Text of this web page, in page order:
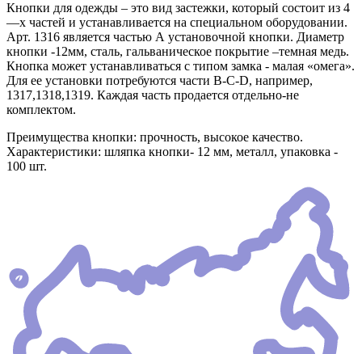
Кнопки для одежды – это вид застежки, который состоит из 4
—х частей и устанавливается на специальном оборудовании.
Арт. 1316 является частью А установочной кнопки. Диаметр
кнопки -12мм, сталь, гальваническое покрытие –темная медь.
Кнопка может устанавливаться с типом замка - малая «омега».
Для ее установки потребуются части В-C-D, например,
1317,1318,1319. Каждая часть продается отдельно-не
комплектом.
Преимущества кнопки: прочность, высокое качество.
Характеристики: шляпка кнопки- 12 мм, металл, упаковка -
100 шт.